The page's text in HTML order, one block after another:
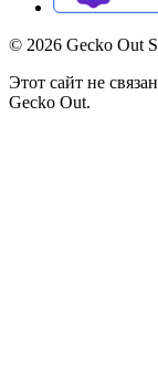
© 2026 Gecko Out
Этот сайт не
Gecko Out.